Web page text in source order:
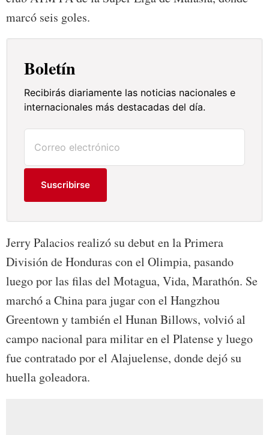
marcó seis goles.
Boletín
Recibirás diariamente las noticias nacionales e
internacionales más destacadas del día.
Suscribirse
Jerry Palacios realizó su debut en la Primera
División de Honduras con el Olimpia, pasando
luego por las filas del Motagua, Vida, Marathón. Se
marchó a China para jugar con el Hangzhou
Greentown y también el Hunan Billows, volvió al
campo nacional para militar en el Platense y luego
fue contratado por el Alajuelense, donde dejó su
huella goleadora.